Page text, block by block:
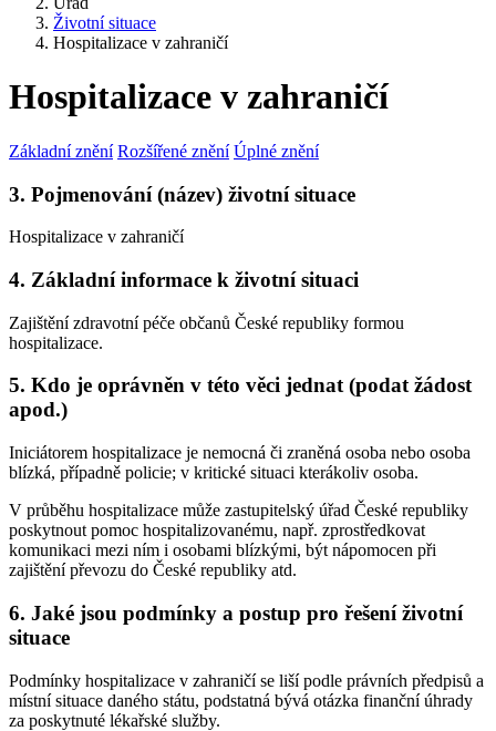
Životní situace
Hospitalizace v zahraničí
Hospitalizace v zahraničí
Základní znění Rozšířené znění Úplné znění
3. Pojmenování (název) životní situace
Hospitalizace v zahraničí
4. Základní informace k životní situaci
Zajištění zdravotní péče občanů České republiky formou
hospitalizace.
5. Kdo je oprávněn v této věci jednat (podat žádost
apod.)
Iniciátorem hospitalizace je nemocná či zraněná osoba nebo osoba
blízká, případně policie; v kritické situaci kterákoliv osoba.
V průběhu hospitalizace může zastupitelský úřad České republiky
poskytnout pomoc hospitalizovanému, např. zprostředkovat
komunikaci mezi ním i osobami blízkými, být nápomocen při
zajištění převozu do České republiky atd.
6. Jaké jsou podmínky a postup pro řešení životní
situace
Podmínky hospitalizace v zahraničí se liší podle právních předpisů a
místní situace daného státu, podstatná bývá otázka finanční úhrady
za poskytnuté lékařské služby.